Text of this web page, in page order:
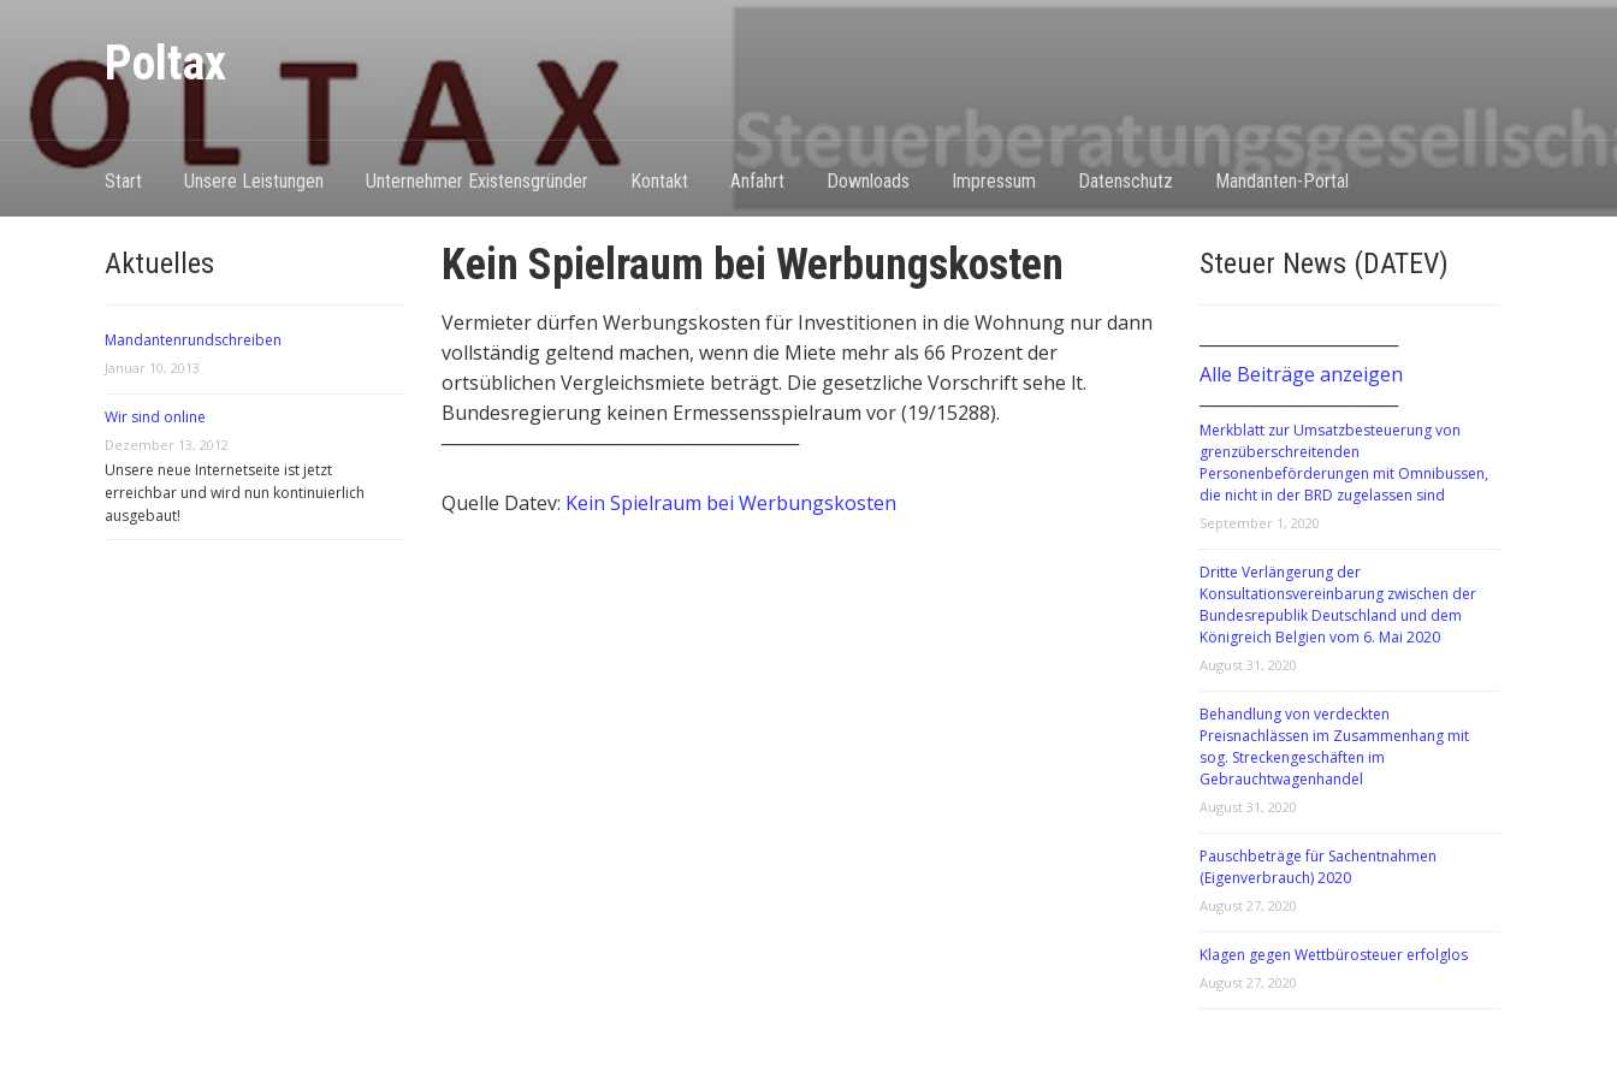
Poltax
Start Unsere Leistungen Unternehmer Existensgründer Kontakt Anfahrt Downloads Impressum Datenschutz Mandanten-Portal
Aktuelles
Mandantenrundschreiben
Januar 10, 2013
Wir sind online
Dezember 13, 2012
Unsere neue Internetseite ist jetzt
erreichbar und wird nun kontinuierlich
ausgebaut!
Kein Spielraum bei Werbungskosten
Vermieter dürfen Werbungskosten für Investitionen in die Wohnung nur dann
vollständig geltend machen, wenn die Miete mehr als 66 Prozent der
ortsüblichen Vergleichsmiete beträgt. Die gesetzliche Vorschrift sehe lt.
Bundesregierung keinen Ermessensspielraum vor (19/15288).
───────────────────────────
Quelle Datev: Kein Spielraum bei Werbungskosten
Steuer News (DATEV)
───────────────
Alle Beiträge anzeigen
───────────────
Merkblatt zur Umsatzbesteuerung von
grenzüberschreitenden
Personenbeförderungen mit Omnibussen,
die nicht in der BRD zugelassen sind
September 1, 2020
Dritte Verlängerung der
Konsultationsvereinbarung zwischen der
Bundesrepublik Deutschland und dem
Königreich Belgien vom 6. Mai 2020
August 31, 2020
Behandlung von verdeckten
Preisnachlässen im Zusammenhang mit
sog. Streckengeschäften im
Gebrauchtwagenhandel
August 31, 2020
Pauschbeträge für Sachentnahmen
(Eigenverbrauch) 2020
August 27, 2020
Klagen gegen Wettbürosteuer erfolglos
August 27, 2020